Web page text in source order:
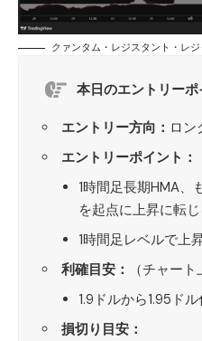
クァンタム・レジスタント・レ
本日のエントリーポ
エントリー方向： ロン
エントリーポイント：
1時間足長期HMA、
を起点に上昇に転じ
1時間足レベルで上
利確目安：
（チャート
1.9ドルから1.95ド
損切り目安：